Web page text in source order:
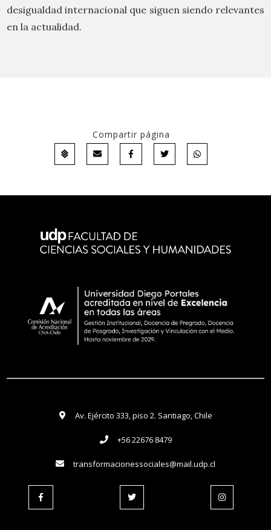
desigualdad internacional que siguen siendo relevantes
en la actualidad.
Compartir página
Av. Ejército 333, piso 2. Santiago, Chile
+56 22676 8479
transformacionessociales@mail.udp.cl